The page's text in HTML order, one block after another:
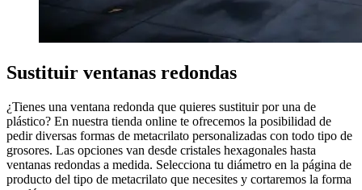
Sustituir ventanas redondas
¿Tienes una ventana redonda que quieres sustituir por una de
plástico? En nuestra tienda online te ofrecemos la posibilidad de
pedir diversas formas de metacrilato personalizadas con todo tipo de
grosores. Las opciones van desde cristales hexagonales hasta
ventanas redondas a medida. Selecciona tu diámetro en la página de
producto del tipo de metacrilato que necesites y cortaremos la forma